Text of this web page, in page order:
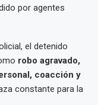
por agentes
el detenido
robo agravado,
coacción y
constante para la